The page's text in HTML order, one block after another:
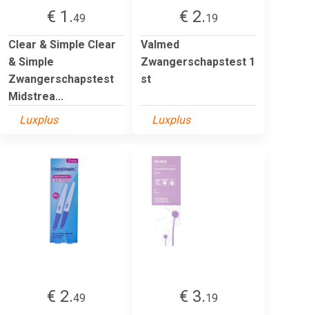
€ 1.49
Clear & Simple Clear
& Simple
Zwangerschapstest
Midstrea...
Luxplus
€ 2.19
Valmed
Zwangerschapstest 1
st
Luxplus
€ 2.49
€ 3.19